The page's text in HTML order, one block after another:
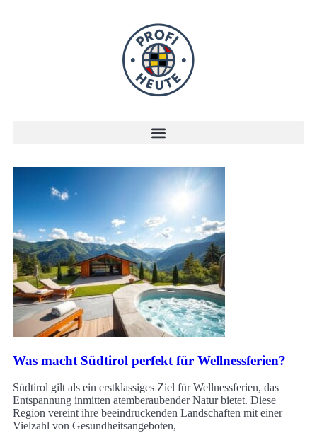
Was macht Südtirol perfekt für Wellnessferien?
Südtirol gilt als ein erstklassiges Ziel für Wellnessferien, das
Entspannung inmitten atemberaubender Natur bietet. Diese
Region vereint ihre beeindruckenden Landschaften mit einer
Vielzahl von Gesundheitsangeboten,